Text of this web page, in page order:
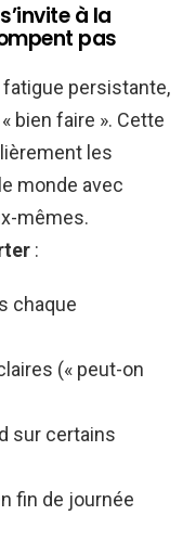
à la
pas
persistante,
bien faire ». Cette
les
monde avec
mêmes.
:
chaque
(« peut-on
sur certains
fin de journée